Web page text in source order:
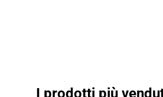
I prodotti più